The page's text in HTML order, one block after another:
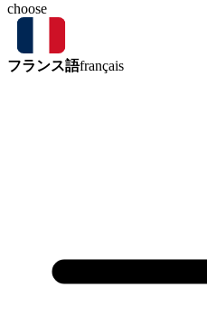
choose
フランス語français